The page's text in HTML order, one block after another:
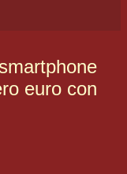
euro con